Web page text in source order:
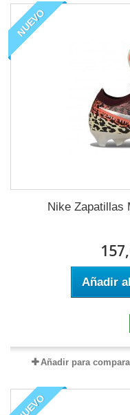
NUEVO
Nike Zapatillas
Añadir
Añadir para
NUEVO